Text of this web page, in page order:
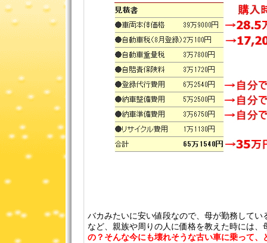
バカみたいに安い値段なので、母が勤務してい
など、親族や周りの人に価格を教えた時には、
の？そんな今にも壊れそうな古い車に乗って、